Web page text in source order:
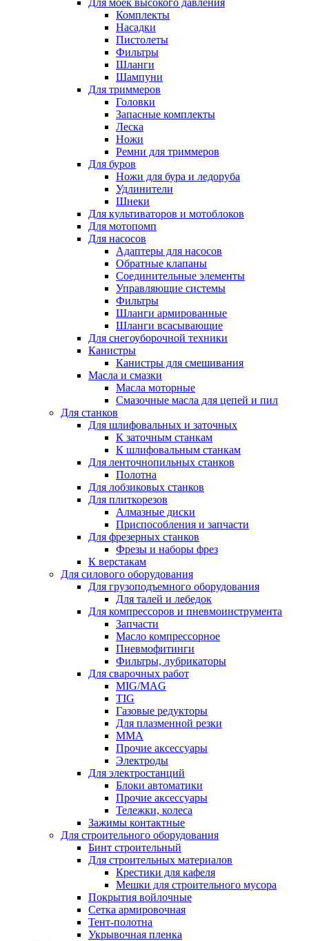
Для моек высокого давления
Комплекты
Насадки
Пистолеты
Фильтры
Шланги
Шампуни
Для триммеров
Головки
Запасные комплекты
Леска
Ножи
Ремни для триммеров
Для буров
Ножи для бура и ледоруба
Удлинители
Шнеки
Для культиваторов и мотоблоков
Для мотопомп
Для насосов
Адаптеры для насосов
Обратные клапаны
Соединительные элементы
Управляющие системы
Фильтры
Шланги армированные
Шланги всасывающие
Для снегоуборочной техники
Канистры
Канистры для смешивания
Масла и смазки
Масла моторные
Смазочные масла для цепей и пил
Для станков
Для шлифовальных и заточных
К заточным станкам
К шлифовальным станкам
Для ленточнопильных станков
Полотна
Для лобзиковых станков
Для плиткорезов
Алмазные диски
Приспособления и запчасти
Для фрезерных станков
Фрезы и наборы фрез
К верстакам
Для силового оборудования
Для грузоподъемного оборудования
Для талей и лебедок
Для компрессоров и пневмоинструмента
Запчасти
Масло компрессорное
Пневмофитинги
Фильтры, лубрикаторы
Для сварочных работ
MIG/MAG
TIG
Газовые редукторы
Для плазменной резки
ММА
Прочие аксессуары
Электроды
Для электростанций
Блоки автоматики
Прочие аксессуары
Тележки, колеса
Зажимы контактные
Для строительного оборудования
Бинт строительный
Для строительных материалов
Крестики для кафеля
Мешки для строительного мусора
Покрытия войлочные
Сетка армировочная
Тент-полотна
Укрывочная пленка